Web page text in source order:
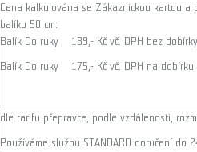
Cena kalkulována se Zákaznickou kartou a
balíku 50 cm:
Balík Do ruky 139,- Kč vč. DPH bez dobírky
Balík Do ruky 175,- Kč vč. DPH na dobírku
dle tarifu přepravce, podle vzdálenosti,
Používáme službu STANDARD doručení do